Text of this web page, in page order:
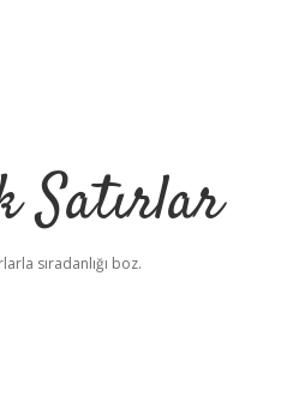
Satırlar
sıradanlığı boz.